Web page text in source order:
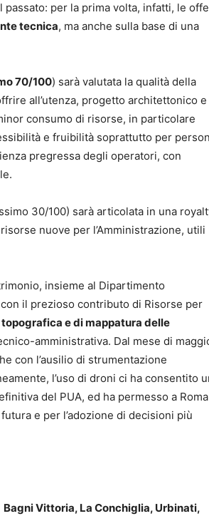
per la prima volta, infatti, le
tecnica, ma anche sulla base di una
70/100) sarà valutata la qualità della
all’utenza, progetto architettonico e
consumo di risorse, in particolare
e fruibilità soprattutto per
pregressa degli operatori, con
30/100) sarà articolata in una
nuove per l’Amministrazione, utili
insieme al Dipartimento
il prezioso contributo di Risorse per
e di mappatura delle
amministrativa. Dal mese di
con l’ausilio di strumentazione
l’uso di droni ci ha consentito
del PUA, ed ha permesso a Roma
e per l’adozione di decisioni più
Bagni Vittoria, La Conchiglia, Urbinati,